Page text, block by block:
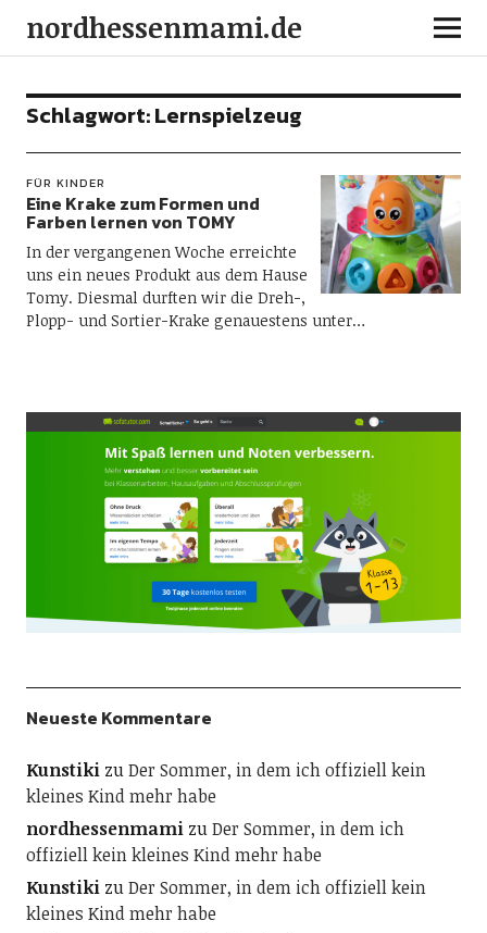
nordhessenmami.de
Schlagwort:Lernspielzeug
FÜR KINDER
Eine Krake zum Formen und
Farben lernen von TOMY
In der vergangenen Woche erreichte
uns ein neues Produkt aus dem Hause
Tomy. Diesmal durften wir die Dreh-,
Plopp- und Sortier-Krake genauestens unter…
Neueste Kommentare
KunstikizuDer Sommer, in dem ich offiziell kein
kleines Kind mehr habe
nordhessenmamizuDer Sommer, in dem ich
offiziell kein kleines Kind mehr habe
KunstikizuDer Sommer, in dem ich offiziell kein
kleines Kind mehr habe